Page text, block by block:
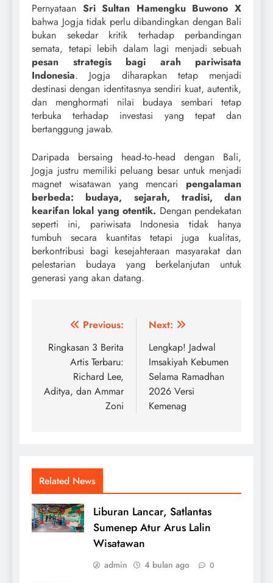
Pernyataan Sri Sultan Hamengku Buwono X
bahwa Jogja tidak perlu dibandingkan dengan Bali
bukan sekedar kritik terhadap perbandingan
semata, tetapi lebih dalam lagi menjadi sebuah
pesan strategis bagi arah pariwisata
Indonesia. Jogja diharapkan tetap menjadi
destinasi dengan identitasnya sendiri kuat, autentik,
dan menghormati nilai budaya sembari tetap
terbuka terhadap investasi yang tepat dan
bertanggung jawab.
Daripada bersaing head‑to‑head dengan Bali,
Jogja justru memiliki peluang besar untuk menjadi
magnet wisatawan yang mencari pengalaman
berbeda: budaya, sejarah, tradisi, dan
kearifan lokal yang otentik. Dengan pendekatan
seperti ini, pariwisata Indonesia tidak hanya
tumbuh secara kuantitas tetapi juga kualitas,
berkontribusi bagi kesejahteraan masyarakat dan
pelestarian budaya yang berkelanjutan untuk
generasi yang akan datang.
Navigasi
pos
Previous:
Ringkasan 3 Berita
Artis Terbaru:
Richard Lee,
Aditya, dan Ammar
Zoni
Next:
Lengkap! Jadwal
Imsakiyah Kebumen
Selama Ramadhan
2026 Versi
Kemenag
Related News
Liburan Lancar, Satlantas
Sumenep Atur Arus Lalin
Wisatawan
admin 4 bulan ago 0